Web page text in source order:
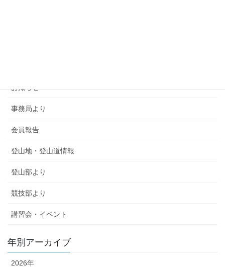
お知らせ
事務局より
会員報告
登山地・登山道情報
登山部より
競技部より
講習会・イベント
年別アーカイブ
2026年